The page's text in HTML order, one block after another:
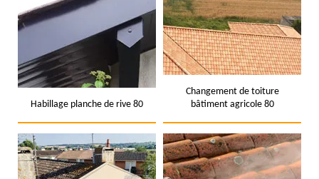
Habillage planche de rive 80
Changement de toiture
bâtiment agricole 80